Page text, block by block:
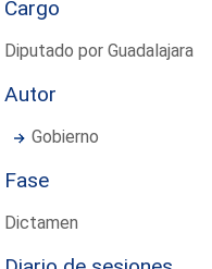
Cargo
Diputado por Guadalajara
Autor
Gobierno
Fase
Dictamen